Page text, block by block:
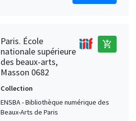
Paris. École
nationale supérieure
des beaux-arts,
Masson 0682
add_shopping_cart
Collection
ENSBA - Bibliothèque numérique des
Beaux-Arts de Paris